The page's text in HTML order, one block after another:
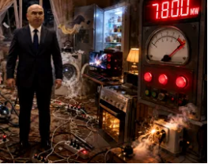
pune presiune pe economia
și schimbă comportamentul
cibernetice expun
statului român: ANP
e‑Terra. Ce ascund
oficiale și cine răspunde
mentenanța IT a instituțiilor